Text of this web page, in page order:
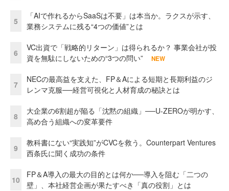
5
「AIで作れるからSaaSは不要」は本当か。ラクスが示す、
業務システムに残る“4つの価値”とは
6
VC出資で「戦略的リターン」は得られるか？ 事業会社が投
資を無駄にしないための“3つの問い”
NEW
7
NECの最高益を支えた、FP＆Aによる短期と長期利益のジ
レンマ克服──経営可視化と人材育成の秘訣とは
8
大企業の6割超が陥る「沈黙の組織」──U-ZEROが明かす、
高め合う組織への変革要件
9
教科書にない“実践知”がCVCを救う。Counterpart Ventures
西条氏に聞く成功の条件
10
FP＆A導入の最大の目的とは何か──導入を阻む「二つの
壁」、本社経営企画が果たすべき「真の役割」とは